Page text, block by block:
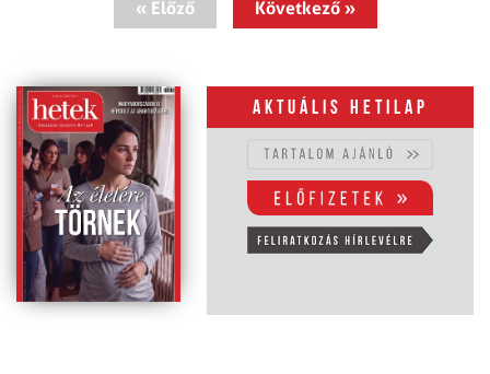
« Előző Következő »
Aktuális hetilap